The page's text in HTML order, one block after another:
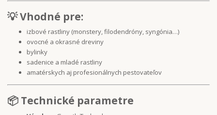
💡 Vhodné pre:
izbové rastliny (monstery, filodendróny, syngónia…)
ovocné a okrasné dreviny
bylinky
sadenice a mladé rastliny
amatérskych aj profesionálnych pestovateľov
📦 Technické parametre